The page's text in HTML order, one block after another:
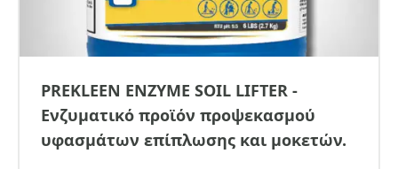
PREKLEEN ENZYME SOIL LIFTER -
Ενζυματικό προϊόν προψεκασμού
υφασμάτων επίπλωσης και μοκετών.